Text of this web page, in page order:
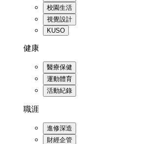
校園生活
視覺設計
KUSO
健康
醫療保健
運動體育
活動紀錄
職涯
進修深造
財經企管